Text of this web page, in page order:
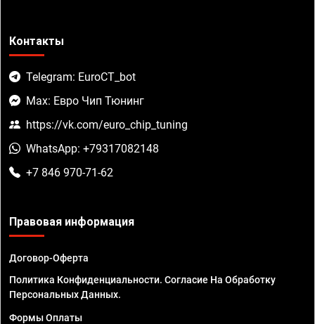
Контакты
Telegram: EuroCT_bot
Max: Евро Чип Тюнинг
https://vk.com/euro_chip_tuning
WhatsApp: +79317082148
+7 846 970-71-62
Правовая информация
Договор-Оферта
Политика Конфиденциальности. Согласие На Обработку
Персональных Данных.
Формы Оплаты